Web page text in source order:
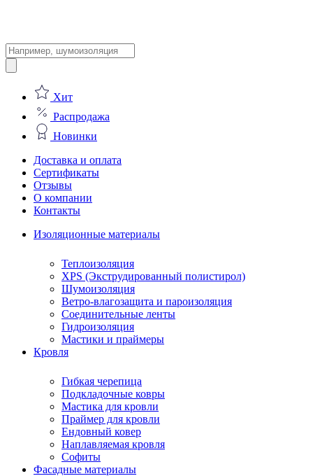
Поиск
товаров
Хит
Распродажа
Новинки
Доставка и оплата
Сертификаты
Отзывы
О компании
Контакты
Изоляционные материалы
Теплоизоляция
XPS (Экструдированный полистирол)
Шумоизоляция
Ветро-влагозащита и пароизоляция
Соединительные ленты
Гидроизоляция
Мастики и праймеры
Кровля
Гибкая черепица
Подкладочные ковры
Мастика для кровли
Праймер для кровли
Ендовный ковер
Наплавляемая кровля
Софиты
Фасадные материалы